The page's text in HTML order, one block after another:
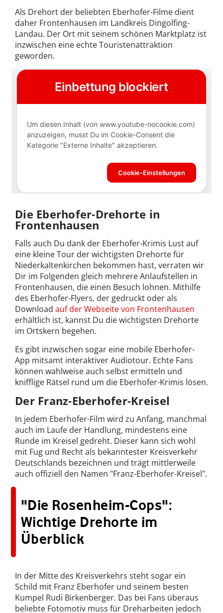
Als Drehort der beliebten Eberhofer-Filme dient
daher Frontenhausen im Landkreis Dingolfing-
Landau. Der Ort mit seinem schönen Marktplatz ist
inzwischen eine echte Touristenattraktion
geworden.
Die Eberhofer-Drehorte in
Frontenhausen
Falls auch Du dank der Eberhofer-Krimis Lust auf
eine kleine Tour der wichtigsten Drehorte für
Niederkaltenkirchen bekommen hast, verraten wir
Dir im Folgenden gleich mehrere Anlaufstellen in
Frontenhausen, die einen Besuch lohnen. Mithilfe
des Eberhofer-Flyers, der gedruckt oder als
Download auf der Webseite von Frontenhausen
erhältlich ist, kannst Du die wichtigsten Drehorte
im Ortskern begehen.
Es gibt inzwischen sogar eine mobile Eberhofer-
App mitsamt interaktiver Audiotour. Echte Fans
können wahlweise auch selbst ermitteln und
knifflige Rätsel rund um die Eberhofer-Krimis lösen.
Der Franz-Eberhofer-Kreisel
In jedem Eberhofer-Film wird zu Anfang, manchmal
auch im Laufe der Handlung, mindestens eine
Runde im Kreisel gedreht. Dieser kann sich wohl
mit Fug und Recht als bekanntester Kreisverkehr
Deutschlands bezeichnen und trägt mittlerweile
auch offiziell den Namen "Franz-Eberhofer-Kreisel".
"Die Rosenheim-Cops":
Wichtige Drehorte im
Überblick
In der Mitte des Kreisverkehrs steht sogar ein
Schild mit Franz Eberhofer und seinem besten
Kumpel Rudi Birkenberger. Das bei Fans überaus
beliebte Fotomotiv muss für Dreharbeiten jedoch